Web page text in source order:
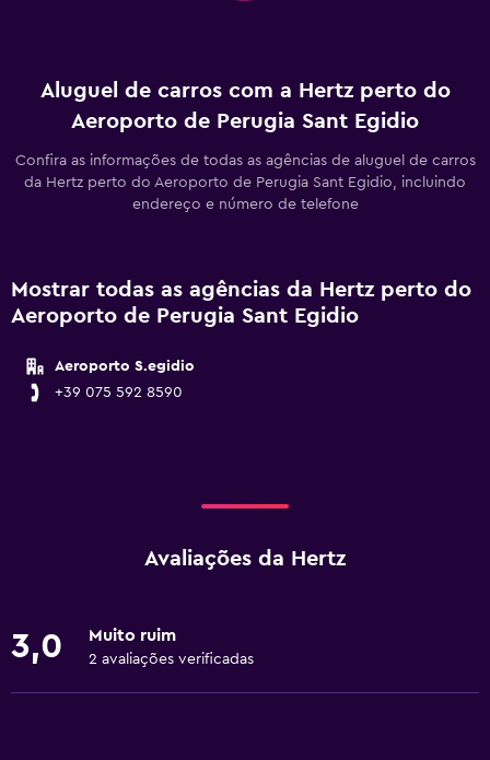
Aluguel de carros com a Hertz perto do
Aeroporto de Perugia Sant Egidio
Confira as informações de todas as agências de aluguel de carros
da Hertz perto do Aeroporto de Perugia Sant Egidio, incluindo
endereço e número de telefone
Mostrar todas as agências da Hertz perto do
Aeroporto de Perugia Sant Egidio
Aeroporto S.egidio
+39 075 592 8590
Avaliações da Hertz
3,0 Muito ruim
2 avaliações verificadas